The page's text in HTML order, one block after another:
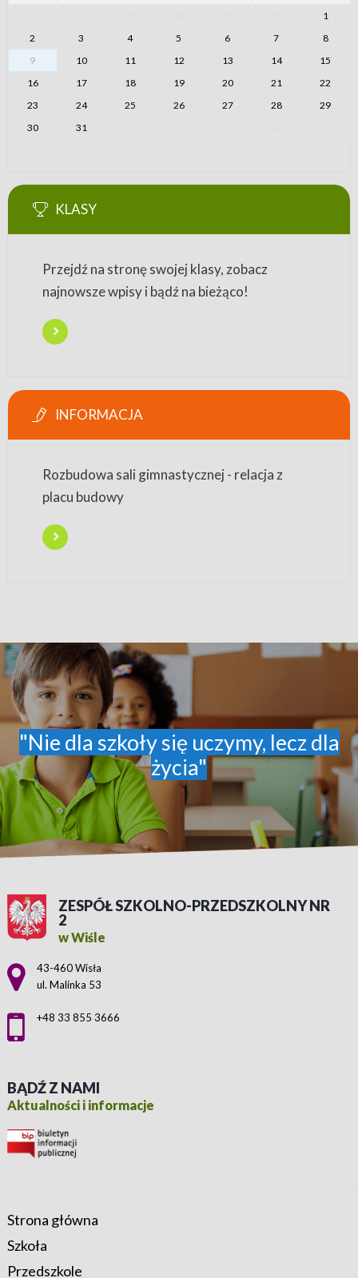
1
2
3 4 5 6 7
8
9
10 11 12 13 14
15
16
17 18 19 20 21
22
23
24 25 26 27 28
29
30
31
KLASY
Przejdź na stronę swojej klasy, zobacz
najnowsze wpisy i bądź na bieżąco!
INFORMACJA
Rozbudowa sali gimnastycznej - relacja z
placu budowy
"Nie dla szkoły się uczymy, lecz dla
życia"
ZESPÓŁ SZKOLNO-PRZEDSZKOLNY NR
2
w Wiśle
Adres pocztowy:
43-460 Wisła
ul. Malinka 53
+48 33 855 3666
BĄDŹ Z NAMI
Aktualności i informacje
Strona główna
Szkoła
Przedszkole